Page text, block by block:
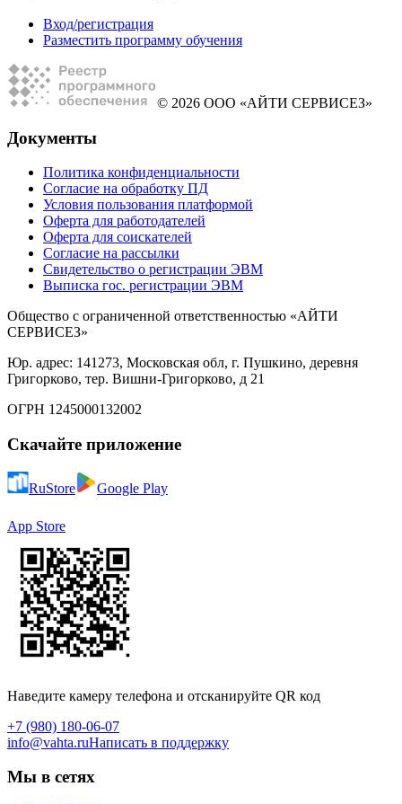
Вход/регистрация
Разместить программу обучения
© 2026 ООО «АЙТИ СЕРВИСЕЗ»
Документы
Политика конфиденциальности
Согласие на обработку ПД
Условия пользования платформой
Оферта для работодателей
Оферта для соискателей
Согласие на рассылки
Свидетельство о регистрации ЭВМ
Выписка гос. регистрации ЭВМ
Общество с ограниченной ответственностью «АЙТИ
СЕРВИСЕЗ»
Юр. адрес: 141273, Московская обл, г. Пушкино, деревня
Григорково, тер. Вишни-Григорково, д 21
ОГРН 1245000132002
Скачайте приложение
RuStore Google Play
App Store
Наведите камеру телефона и отсканируйте QR код
+7 (980) 180-06-07
info@vahta.ruНаписать в поддержку
Мы в сетях